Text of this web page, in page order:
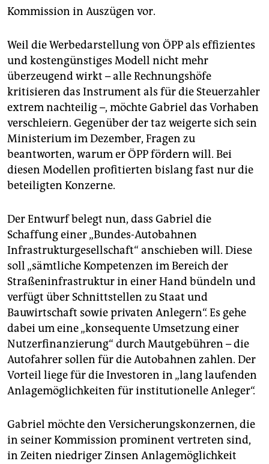
Kommission in Auszügen vor.
Weil die Werbedarstellung von ÖPP als effizientes
und kostengünstiges Modell nicht mehr
überzeugend wirkt – alle Rechnungshöfe
kritisieren das Instrument als für die Steuerzahler
extrem nachteilig –, möchte Gabriel das Vorhaben
verschleiern. Gegenüber der taz weigerte sich sein
Ministerium im Dezember, Fragen zu
beantworten, warum er ÖPP fördern will. Bei
diesen Modellen profitierten bislang fast nur die
beteiligten Konzerne.
Der Entwurf belegt nun, dass Gabriel die
Schaffung einer „Bundes-Autobahnen
Infrastrukturgesellschaft“ anschieben will. Diese
soll „sämtliche Kompetenzen im Bereich der
Straßeninfrastruktur in einer Hand bündeln und
verfügt über Schnittstellen zu Staat und
Bauwirtschaft sowie privaten Anlegern“. Es gehe
dabei um eine „konsequente Umsetzung einer
Nutzerfinanzierung“ durch Mautgebühren – die
Autofahrer sollen für die Autobahnen zahlen. Der
Vorteil liege für die Investoren in „lang laufenden
Anlagemöglichkeiten für institutionelle Anleger“.
Gabriel möchte den Versicherungskonzernen, die
in seiner Kommission prominent vertreten sind,
in Zeiten niedriger Zinsen Anlagemöglichkeit